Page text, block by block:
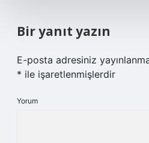
Bir yanıt yazın
E-posta adresiniz
* ile işaretlenmişlerdir
Yorum